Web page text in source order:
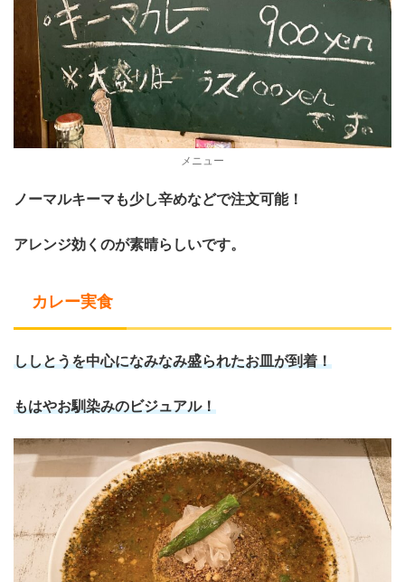
メニュー
ノーマルキーマも少し辛めなどで注文可能！
アレンジ効くのが素晴らしいです。
カレー実食
ししとうを中心になみなみ盛られたお皿が到着！
もはやお馴染みのビジュアル！